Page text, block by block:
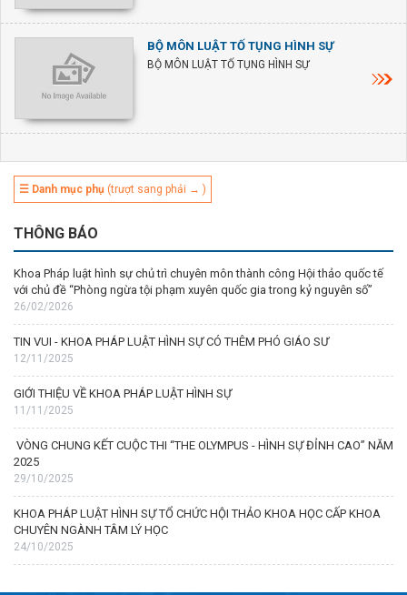
BỘ MÔN LUẬT TỐ TỤNG HÌNH SỰ
BỘ MÔN LUẬT TỐ TỤNG HÌNH SỰ
☰ Danh mục phụ (trượt sang phải → )
THÔNG BÁO
Khoa Pháp luật hình sự chủ trì chuyên môn thành công Hội thảo quốc tế
với chủ đề “Phòng ngừa tội phạm xuyên quốc gia trong kỷ nguyên số”
26/02/2026
TIN VUI - KHOA PHÁP LUẬT HÌNH SỰ CÓ THÊM PHÓ GIÁO SƯ
12/11/2025
GIỚI THIỆU VỀ KHOA PHÁP LUẬT HÌNH SỰ
11/11/2025
VÒNG CHUNG KẾT CUỘC THI “THE OLYMPUS - HÌNH SỰ ĐỈNH CAO” NĂM
2025
29/10/2025
KHOA PHÁP LUẬT HÌNH SỰ TỔ CHỨC HỘI THẢO KHOA HỌC CẤP KHOA
CHUYÊN NGÀNH TÂM LÝ HỌC
24/10/2025